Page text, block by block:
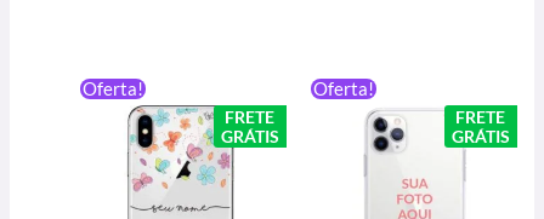
Oferta!
FRETE
GRÁTIS
preço
original
era:
R$ 59,90.
preço
atual
é:
Oferta!
FRETE
GRÁTIS
original
era:
R$ 59,90.
preço
atual
é: